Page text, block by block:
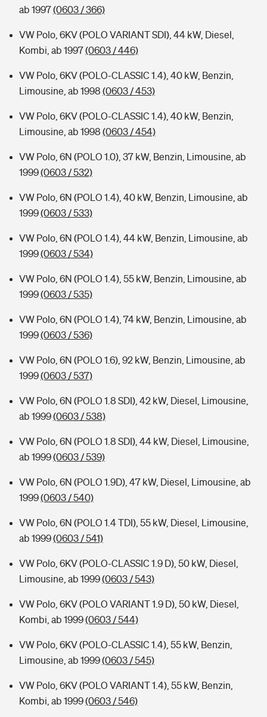
ab 1997(0603 / 366)
VW Polo, 6KV (POLO VARIANT SDI), 44 kW, Diesel,
Kombi, ab 1997(0603 / 446)
VW Polo, 6KV (POLO-CLASSIC 1.4), 40 kW, Benzin,
Limousine, ab 1998 (0603 / 453)
VW Polo, 6KV (POLO-CLASSIC 1.4), 40 kW, Benzin,
Limousine, ab 1998 (0603 / 454)
VW Polo, 6N (POLO 1.0), 37 kW, Benzin, Limousine, ab
1999(0603 / 532)
VW Polo, 6N (POLO 1.4), 40 kW, Benzin, Limousine, ab
1999(0603 / 533)
VW Polo, 6N (POLO 1.4), 44 kW, Benzin, Limousine, ab
1999(0603 / 534)
VW Polo, 6N (POLO 1.4), 55 kW, Benzin, Limousine, ab
1999(0603 / 535)
VW Polo, 6N (POLO 1.4), 74 kW, Benzin, Limousine, ab
1999(0603 / 536)
VW Polo, 6N (POLO 1.6), 92 kW, Benzin, Limousine, ab
1999(0603 / 537)
VW Polo, 6N (POLO 1.8 SDI), 42 kW, Diesel, Limousine,
ab 1999(0603 / 538)
VW Polo, 6N (POLO 1.8 SDI), 44 kW, Diesel, Limousine,
ab 1999(0603 / 539)
VW Polo, 6N (POLO 1.9D), 47 kW, Diesel, Limousine, ab
1999(0603 / 540)
VW Polo, 6N (POLO 1.4 TDI), 55 kW, Diesel, Limousine,
ab 1999(0603 / 541)
VW Polo, 6KV (POLO-CLASSIC 1.9 D), 50 kW, Diesel,
Limousine, ab 1999(0603 / 543)
VW Polo, 6KV (POLO VARIANT 1.9 D), 50 kW, Diesel,
Kombi, ab 1999(0603 / 544)
VW Polo, 6KV (POLO-CLASSIC 1.4), 55 kW, Benzin,
Limousine, ab 1999(0603 / 545)
VW Polo, 6KV (POLO VARIANT 1.4), 55 kW, Benzin,
Kombi, ab 1999(0603 / 546)